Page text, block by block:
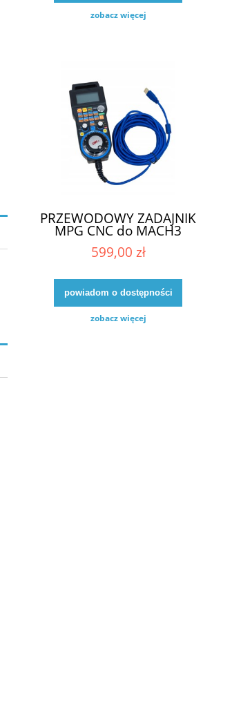
zobacz więcej
PRZEWODOWY ZADAJNIK
MPG CNC do MACH3
599,00 zł
powiadom o dostępności
zobacz więcej